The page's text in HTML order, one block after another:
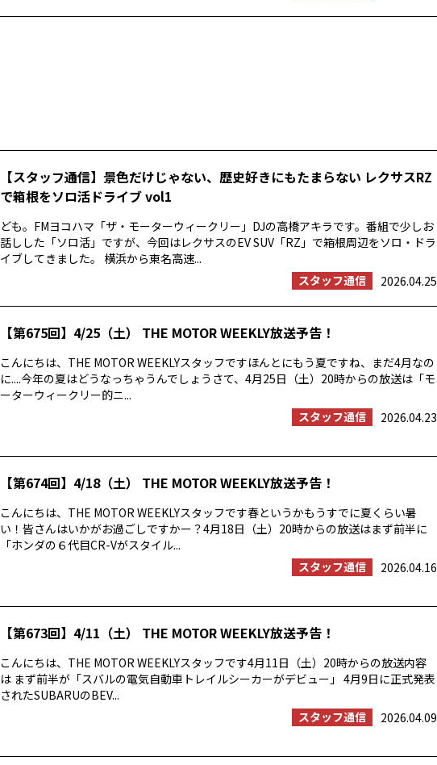
【スタッフ通信】景色だけじゃない、歴史好きにもたまらない レクサスRZ
で箱根をソロ活ドライブ vol1
ども。FMヨコハマ「ザ・モーターウィークリー」DJの高橋アキラです。番組で少しお
話しした「ソロ活」ですが、今回はレクサスのEV SUV「RZ」で箱根周辺をソロ・ドラ
イブしてきました。 横浜から東名高速...
スタッフ通信
2026.04.25
【第675回】4/25（土） THE MOTOR WEEKLY放送予告！
こんにちは、THE MOTOR WEEKLYスタッフですほんとにもう夏ですね、まだ4月なの
に....今年の夏はどうなっちゃうんでしょうさて、4月25日（土）20時からの放送は「モ
ーターウィークリー的ニ...
スタッフ通信
2026.04.23
【第674回】4/18（土） THE MOTOR WEEKLY放送予告！
こんにちは、THE MOTOR WEEKLYスタッフです春というかもうすでに夏くらい暑
い！皆さんはいかがお過ごしですかー？4月18日（土）20時からの放送はまず前半に
「ホンダの６代目CR-Vがスタイル...
スタッフ通信
2026.04.16
【第673回】4/11（土） THE MOTOR WEEKLY放送予告！
こんにちは、THE MOTOR WEEKLYスタッフです4月11日（土）20時からの放送内容
は まず前半が「スバルの電気自動車トレイルシーカーがデビュー」 4月9日に正式発表
されたSUBARUのBEV...
スタッフ通信
2026.04.09